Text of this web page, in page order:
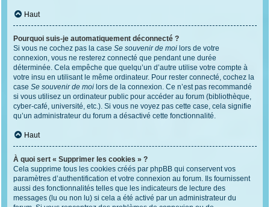
Haut
Pourquoi suis-je automatiquement déconnecté ?
Si vous ne cochez pas la case Se souvenir de moi lors de votre
connexion, vous ne resterez connecté que pendant une durée
déterminée. Cela empêche que quelqu’un d’autre utilise votre compte à
votre insu en utilisant le même ordinateur. Pour rester connecté, cochez la
case Se souvenir de moi lors de la connexion. Ce n’est pas recommandé
si vous utilisez un ordinateur public pour accéder au forum (bibliothèque,
cyber-café, université, etc.). Si vous ne voyez pas cette case, cela signifie
qu’un administrateur du forum a désactivé cette fonctionnalité.
Haut
À quoi sert « Supprimer les cookies » ?
Cela supprime tous les cookies créés par phpBB qui conservent vos
paramètres d’authentification et votre connexion au forum. Ils fournissent
aussi des fonctionnalités telles que les indicateurs de lecture des
messages (lu ou non lu) si cela a été activé par un administrateur du